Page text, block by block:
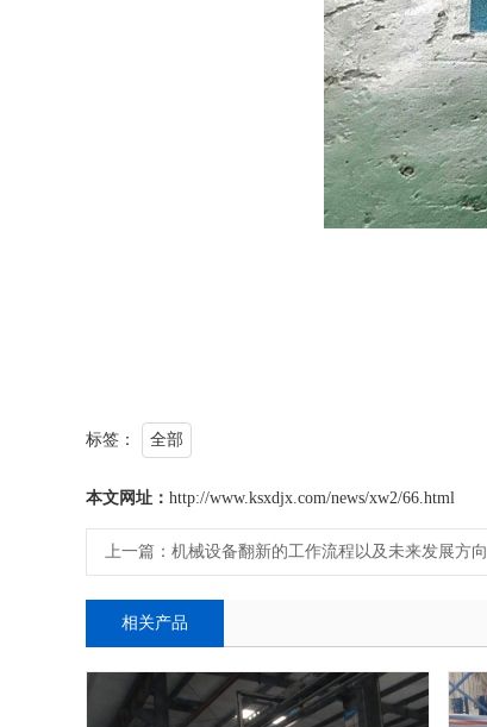
标签： 全部
本文网址： http://www.ksxdjx.com/news/xw2/66.html
上一篇： 机械设备翻新的工作流程以及未来发展方向
相关产品